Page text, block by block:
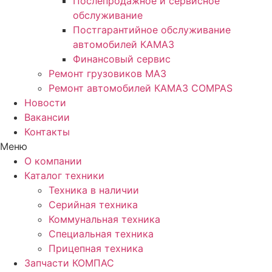
обслуживание
Постгарантийное обслуживание
автомобилей КАМАЗ
Финансовый сервис
Ремонт грузовиков МАЗ
Ремонт автомобилей КАМАЗ COMPAS
Новости
Вакансии
Контакты
Меню
О компании
Каталог техники
Техника в наличии
Серийная техника
Коммунальная техника
Специальная техника
Прицепная техника
Запчасти КОМПАС